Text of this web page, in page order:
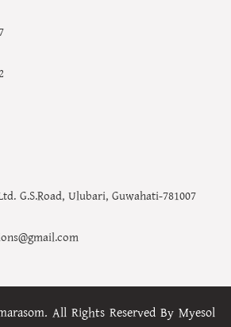
G.S.Road, Ulubari, Guwahati-781007
All Rights Reserved By Myesol